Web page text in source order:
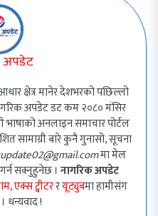
अपडेट
क्षेत्र मानेर देशभरको पछिल्लो
अपडेट डट कम २०८० मंसिर
अनलाइन समाचार पोर्टल
सामाग्री बारे कुनै गुनासो, सूचना
मा मेल
सक्नुहुनेछ । नागरिक अपडेट
,एक्स ट्वीटररयूट्युबमा हामीसंग
धन्यवाद !